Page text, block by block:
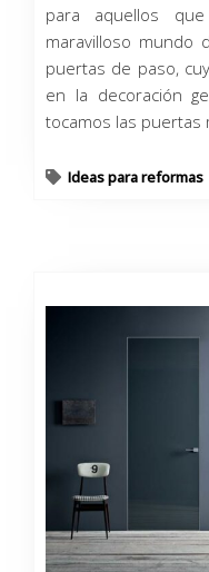
para aquellos
maravilloso mundo
puertas de paso,
en la decoración
tocamos las puertas
Ideas para reformas